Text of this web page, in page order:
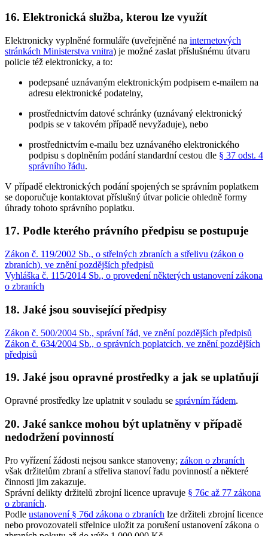
16. Elektronická služba, kterou lze využít
Elektronicky vyplněné formuláře (uveřejněné na internetových
stránkách Ministerstva vnitra) je možné zaslat příslušnému útvaru
policie též elektronicky, a to:
podepsané uznávaným elektronickým podpisem e-mailem na
adresu elektronické podatelny,
prostřednictvím datové schránky (uznávaný elektronický
podpis se v takovém případě nevyžaduje), nebo
prostřednictvím e-mailu bez uznávaného elektronického
podpisu s doplněním podání standardní cestou dle § 37 odst. 4
správního řádu.
V případě elektronických podání spojených se správním poplatkem
se doporučuje kontaktovat příslušný útvar policie ohledně formy
úhrady tohoto správního poplatku.
17. Podle kterého právního předpisu se postupuje
Zákon č. 119/2002 Sb., o střelných zbraních a střelivu (zákon o
zbraních), ve znění pozdějších předpisů
Vyhláška č. 115/2014 Sb., o provedení některých ustanovení zákona
o zbraních
18. Jaké jsou související předpisy
Zákon č. 500/2004 Sb., správní řád, ve znění pozdějších předpisů
Zákon č. 634/2004 Sb., o správních poplatcích, ve znění pozdějších
předpisů
19. Jaké jsou opravné prostředky a jak se uplatňují
Opravné prostředky lze uplatnit v souladu se správním řádem.
20. Jaké sankce mohou být uplatněny v případě
nedodržení povinností
Pro vyřízení žádosti nejsou sankce stanoveny; zákon o zbraních
však držitelům zbraní a střeliva stanoví řadu povinností a některé
činnosti jim zakazuje.
Správní delikty držitelů zbrojní licence upravuje § 76c až 77 zákona
o zbraních.
Podle ustanovení § 76d zákona o zbraních lze držiteli zbrojní licence
nebo provozovateli střelnice uložit za porušení ustanovení zákona o